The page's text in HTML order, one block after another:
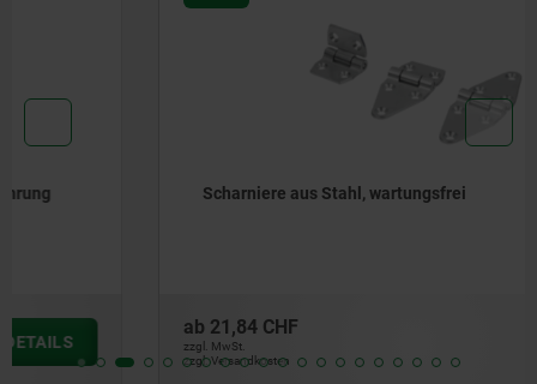
Scharniere aus Stahl, wartungsfrei
21,84 CHF
zzgl. MwSt.
zzgl. Versandkosten